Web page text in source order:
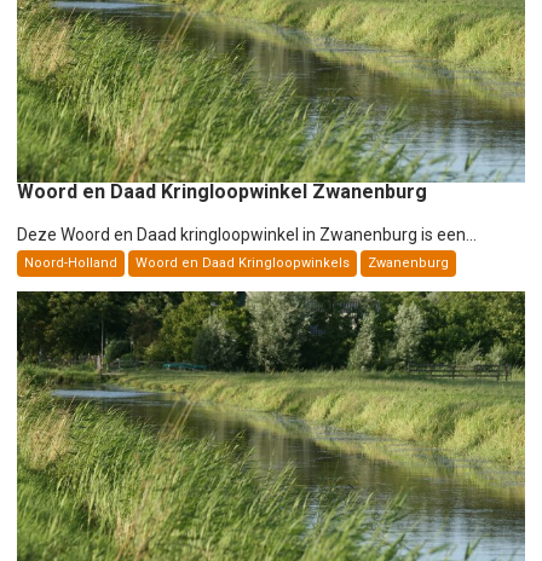
a
t
i
e
Woord en Daad Kringloopwinkel Zwanenburg
Deze Woord en Daad kringloopwinkel in Zwanenburg is een...
Noord-Holland Woord en Daad Kringloopwinkels Zwanenburg